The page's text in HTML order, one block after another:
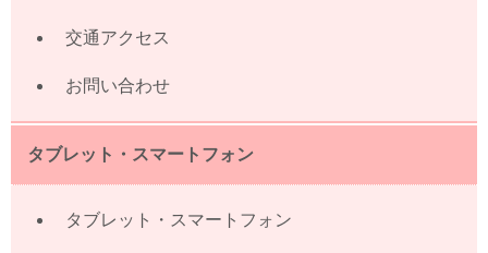
交通アクセス
お問い合わせ
タブレット・スマートフォン
タブレット・スマートフォン